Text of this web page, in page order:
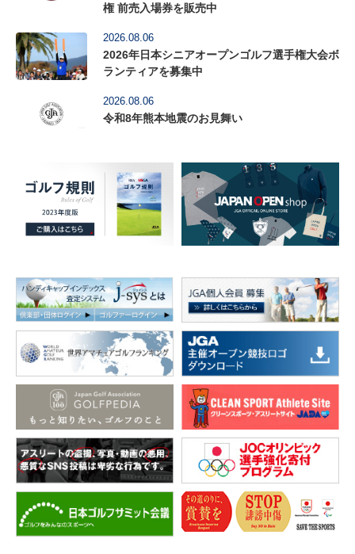
権 前売入場券を販売中
2026.08.06
2026年日本シニアオープンゴルフ選手権大会ボ
ランティアを募集中
2026.08.06
令和8年熊本地震のお見舞い